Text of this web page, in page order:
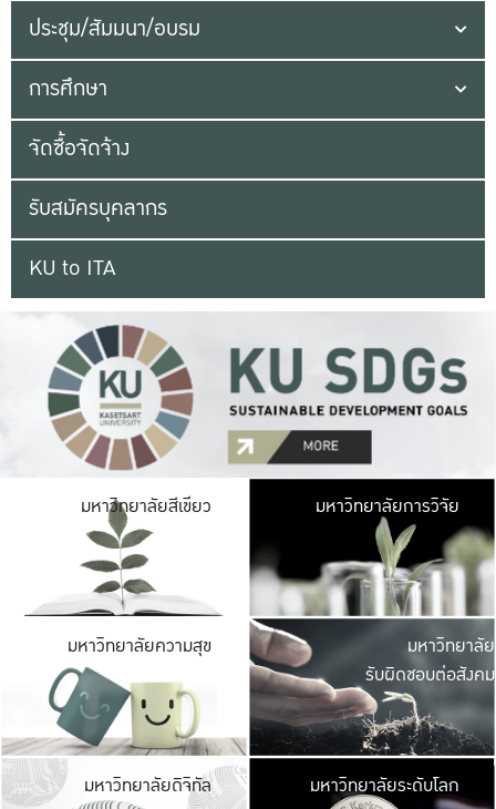
ประชุม/สัมมนา/อบรม
การศึกษา
จัดซื้อจัดจ้าง
รับสมัครบุคลากร
KU to ITA
มหาวิทยาลัยสีเขียว มหาวิ
มีพื้นที่เขียวสดใส
เป็นป่าในเมือง เกษต
มหาวิทยาลัยการวิจัย
มหาวิทยาลัยความสุข มหาวิ
ค
เปิดประ
และพบเรื่องราวใ
มหาวิทยาลัย
รับผิดชอบต่อสังคม
มหาวิทยาลัยดิจิทัล มหาวิ
มหาวิทยาลัยระดับโลก